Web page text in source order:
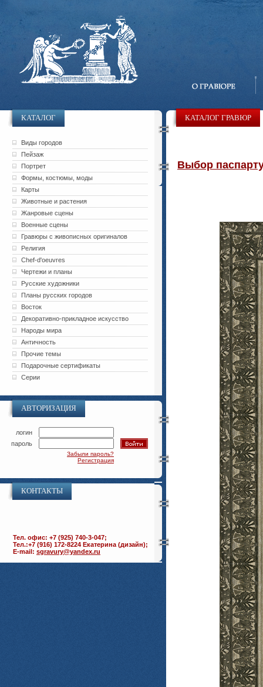
КАТАЛОГ
Виды городов
Пейзаж
Портрет
Формы, костюмы, моды
Карты
Животные и растения
Жанровые сцены
Военные сцены
Гравюры с живописных оригиналов
Религия
Chef-d'oeuvres
Чертежи и планы
Русские художники
Планы русских городов
Восток
Декоративно-прикладное искусство
Народы мира
Античность
Прочие темы
Подарочные сертификаты
Серии
АВТОРИЗАЦИЯ
логин
пароль
Забыли пароль?
Регистрация
КОНТАКТЫ
Тел. офис: +7 (925) 740-3-047;
Тел.:+7 (916) 172-8224 Екатерина (дизайн);
E-mail: sgravury@yandex.ru
КАТАЛОГ ГРАВЮР
Выбор